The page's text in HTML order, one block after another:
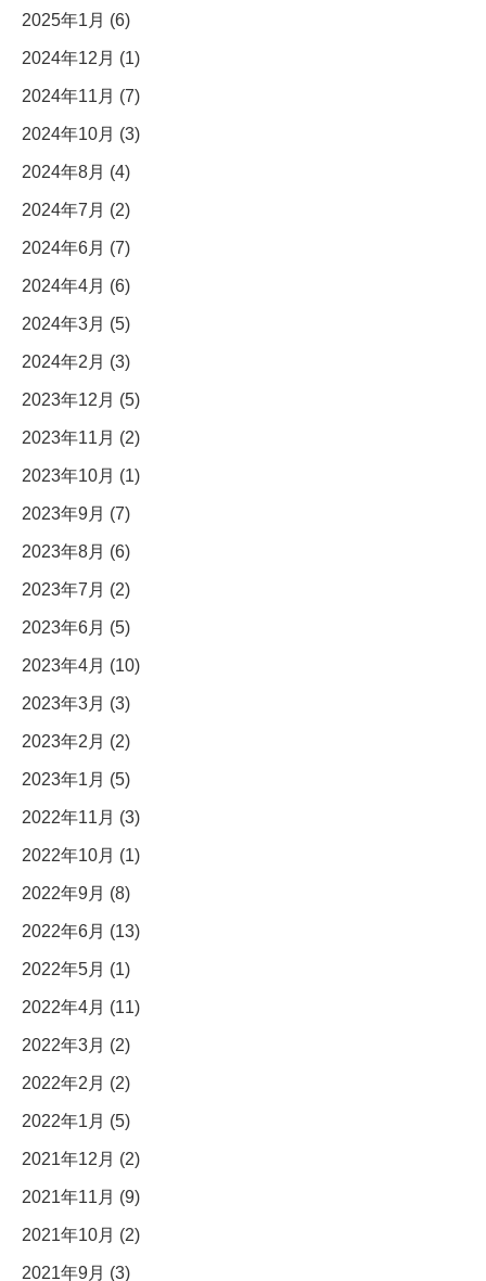
2025年1月 (6)
2024年12月 (1)
2024年11月 (7)
2024年10月 (3)
2024年8月 (4)
2024年7月 (2)
2024年6月 (7)
2024年4月 (6)
2024年3月 (5)
2024年2月 (3)
2023年12月 (5)
2023年11月 (2)
2023年10月 (1)
2023年9月 (7)
2023年8月 (6)
2023年7月 (2)
2023年6月 (5)
2023年4月 (10)
2023年3月 (3)
2023年2月 (2)
2023年1月 (5)
2022年11月 (3)
2022年10月 (1)
2022年9月 (8)
2022年6月 (13)
2022年5月 (1)
2022年4月 (11)
2022年3月 (2)
2022年2月 (2)
2022年1月 (5)
2021年12月 (2)
2021年11月 (9)
2021年10月 (2)
2021年9月 (3)